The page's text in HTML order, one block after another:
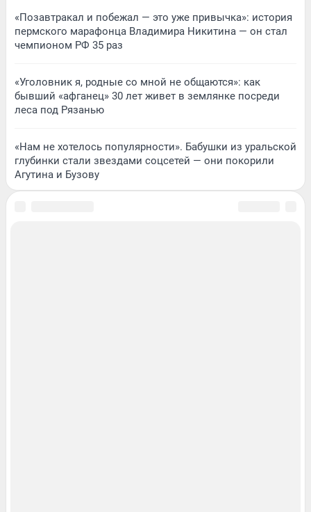
«Позавтракал и побежал — это уже привычка»: история
пермского марафонца Владимира Никитина — он стал
чемпионом РФ 35 раз
«Уголовник я, родные со мной не общаются»: как
бывший «афганец» 30 лет живет в землянке посреди
леса под Рязанью
«Нам не хотелось популярности». Бабушки из уральской
глубинки стали звездами соцсетей — они покорили
Агутина и Бузову